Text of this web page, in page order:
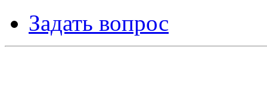
Задать вопрос